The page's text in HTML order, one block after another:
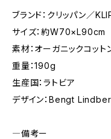
ブランド：クリッパン／
サイズ：約W70×L90cm
素材：オーガニックコット
重量：190g
生産国：ラトビア
デザイン：Bengt Lindberg
―備考ー